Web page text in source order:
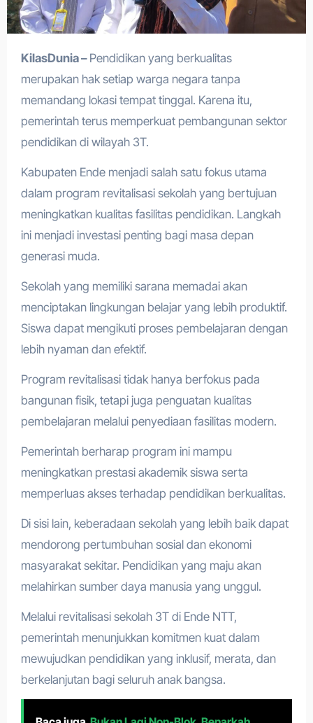
KilasDunia – Pendidikan yang berkualitas
merupakan hak setiap warga negara tanpa
memandang lokasi tempat tinggal. Karena itu,
pemerintah terus memperkuat pembangunan sektor
pendidikan di wilayah 3T.
Kabupaten Ende menjadi salah satu fokus utama
dalam program revitalisasi sekolah yang bertujuan
meningkatkan kualitas fasilitas pendidikan. Langkah
ini menjadi investasi penting bagi masa depan
generasi muda.
Sekolah yang memiliki sarana memadai akan
menciptakan lingkungan belajar yang lebih produktif.
Siswa dapat mengikuti proses pembelajaran dengan
lebih nyaman dan efektif.
Program revitalisasi tidak hanya berfokus pada
bangunan fisik, tetapi juga penguatan kualitas
pembelajaran melalui penyediaan fasilitas modern.
Pemerintah berharap program ini mampu
meningkatkan prestasi akademik siswa serta
memperluas akses terhadap pendidikan berkualitas.
Di sisi lain, keberadaan sekolah yang lebih baik dapat
mendorong pertumbuhan sosial dan ekonomi
masyarakat sekitar. Pendidikan yang maju akan
melahirkan sumber daya manusia yang unggul.
Melalui revitalisasi sekolah 3T di Ende NTT,
pemerintah menunjukkan komitmen kuat dalam
mewujudkan pendidikan yang inklusif, merata, dan
berkelanjutan bagi seluruh anak bangsa.